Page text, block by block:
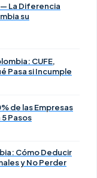
— La Diferencia
su
CUFE,
Pasa si Incumple
de las Empresas
Pasos
Cómo Deducir
y No Perder